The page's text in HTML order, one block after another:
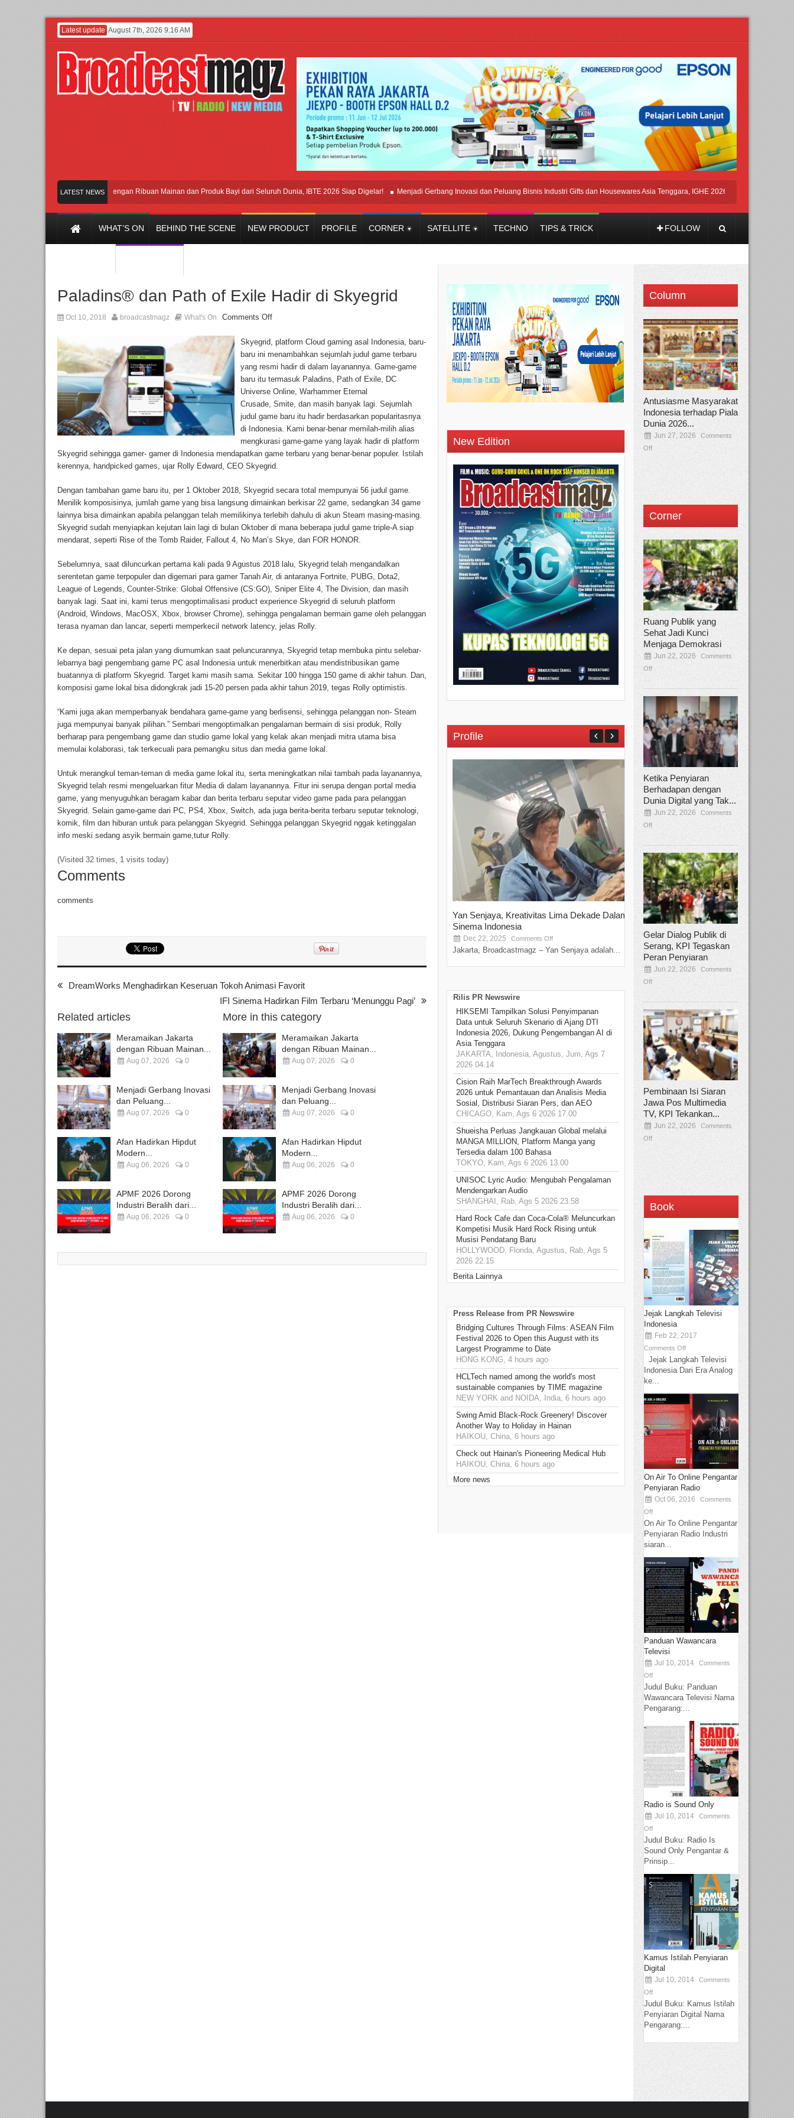
Latest update August 7th, 2026 9:16 AM
LATEST NEWS
Meramaikan Jakarta dengan Ribuan Mainan dan Produk Bayi dari Seluruh Dunia, IBTE 2026 Siap Digelar! Menjadi Gerbang Inovasi dan Peluang Bisnis Industri Gifts dan Housewares Asia Tenggara, IGHE 2026 Kembali Digelar di
WHAT’S ON BEHIND THE SCENE NEW PRODUCT PROFILE CORNER SATELLITE TECHNO TIPS & TRICK FOLLOW
Paladins® dan Path of Exile Hadir di Skyegrid
Oct 10, 2018 broadcastmagz What's On Comments Off
Skyegrid, platform Cloud gaming asal Indonesia, baru-
baru ini menambahkan sejumlah judul game terbaru
yang resmi hadir di dalam layanannya. Game-game
baru itu termasuk Paladins, Path of Exile, DC
Universe Online, Warhammer Eternal
Crusade, Smite, dan masih banyak lagi. Sejumlah
judul game baru itu hadir berdasarkan popularitasnya
di Indonesia. Kami benar-benar memilah-milih alias
mengkurasi game-game yang layak hadir di platform
Skyegrid sehingga gamer- gamer di Indonesia mendapatkan game terbaru yang benar-benar populer. Istilah
kerennya, handpicked games, ujar Rolly Edward, CEO Skyegrid.
Dengan tambahan game baru itu, per 1 Oktober 2018, Skyegrid secara total mempunyai 56 judul game.
Menilik komposisinya, jumlah game yang bisa langsung dimainkan berkisar 22 game, sedangkan 34 game
lainnya bisa dimainkan apabila pelanggan telah memilikinya terlebih dahulu di akun Steam masing-masing.
Skyegrid sudah menyiapkan kejutan lain lagi di bulan Oktober di mana beberapa judul game triple-A siap
mendarat, seperti Rise of the Tomb Raider, Fallout 4, No Man’s Skye, dan FOR HONOR.
Sebelumnya, saat diluncurkan pertama kali pada 9 Agustus 2018 lalu, Skyegrid telah mengandalkan
serentetan game terpopuler dan digemari para gamer Tanah Air, di antaranya Fortnite, PUBG, Dota2,
League of Legends, Counter-Strike: Global Offensive (CS:GO), Sniper Elite 4, The Division, dan masih
banyak lagi. Saat ini, kami terus mengoptimalisasi product experience Skyegrid di seluruh platform
(Android, Windows, MacOSX, Xbox, browser Chrome), sehingga pengalaman bermain game oleh pelanggan
terasa nyaman dan lancar, seperti memperkecil network latency, jelas Rolly.
Ke depan, sesuai peta jalan yang diumumkan saat peluncurannya, Skyegrid tetap membuka pintu selebar-
lebarnya bagi pengembang game PC asal Indonesia untuk menerbitkan atau mendistribusikan game
buatannya di platform Skyegrid. Target kami masih sama. Sekitar 100 hingga 150 game di akhir tahun. Dan,
komposisi game lokal bisa didongkrak jadi 15-20 persen pada akhir tahun 2019, tegas Rolly optimistis.
“Kami juga akan memperbanyak bendahara game-game yang berlisensi, sehingga pelanggan non- Steam
juga mempunyai banyak pilihan.” Sembari mengoptimalkan pengalaman bermain di sisi produk, Rolly
berharap para pengembang game dan studio game lokal yang kelak akan menjadi mitra utama bisa
memulai kolaborasi, tak terkecuali para pemangku situs dan media game lokal.
Untuk merangkul teman-teman di media game lokal itu, serta meningkatkan nilai tambah pada layanannya,
Skyegrid telah resmi mengeluarkan fitur Media di dalam layanannya. Fitur ini serupa dengan portal media
game, yang menyuguhkan beragam kabar dan berita terbaru seputar video game pada para pelanggan
Skyegrid. Selain game-game dari PC, PS4, Xbox, Switch, ada juga berita-berita terbaru seputar teknologi,
komik, film dan hiburan untuk para pelanggan Skyegrid. Sehingga pelanggan Skyegrid nggak ketinggalan
info meski sedang asyik bermain game,tutur Rolly.
(Visited 32 times, 1 visits today)
Comments
comments
DreamWorks Menghadirkan Keseruan Tokoh Animasi Favorit
IFI Sinema Hadirkan Film Terbaru ‘Menunggu Pagi’
Related articles
Meramaikan Jakarta
dengan Ribuan Mainan...
Aug 07, 2026 0
Menjadi Gerbang Inovasi
dan Peluang...
Aug 07, 2026 0
Afan Hadirkan Hipdut
Modern...
Aug 06, 2026 0
APMF 2026 Dorong
Industri Beralih dari...
Aug 06, 2026 0
More in this category
Meramaikan Jakarta
dengan Ribuan Mainan...
Aug 07, 2026 0
Menjadi Gerbang Inovasi
dan Peluang...
Aug 07, 2026 0
Afan Hadirkan Hipdut
Modern...
Aug 06, 2026 0
APMF 2026 Dorong
Industri Beralih dari...
Aug 06, 2026 0
New Edition
Profile
Yan Senjaya, Kreativitas Lima Dekade Dalam
Sinema Indonesia
Dec 22, 2025 Comments Off
Jakarta, Broadcastmagz – Yan Senjaya adalah...
Tamee Irelly Menjadi Juri Open
Film Terbaru...
Sep 08, 2025 Comments Off
Bekasi, Broadcastmagz – Dalam upaya
talenta...
Rilis PR Newswire
HIKSEMI Tampilkan Solusi Penyimpanan
Data untuk Seluruh Skenario di Ajang DTI
Indonesia 2026, Dukung Pengembangan AI di
Asia Tenggara
JAKARTA, Indonesia, Agustus, Jum, Ags 7
2026 04.14
Cision Raih MarTech Breakthrough Awards
2026 untuk Pemantauan dan Analisis Media
Sosial, Distribusi Siaran Pers, dan AEO
CHICAGO, Kam, Ags 6 2026 17.00
Shueisha Perluas Jangkauan Global melalui
MANGA MILLION, Platform Manga yang
Tersedia dalam 100 Bahasa
TOKYO, Kam, Ags 6 2026 13.00
UNISOC Lyric Audio: Mengubah Pengalaman
Mendengarkan Audio
SHANGHAI, Rab, Ags 5 2026 23.58
Hard Rock Cafe dan Coca-Cola® Meluncurkan
Kompetisi Musik Hard Rock Rising untuk
Musisi Pendatang Baru
HOLLYWOOD, Florida, Agustus, Rab, Ags 5
2026 22.15
Berita Lainnya
Press Release from PR Newswire
Bridging Cultures Through Films: ASEAN Film
Festival 2026 to Open this August with its
Largest Programme to Date
HONG KONG, 4 hours ago
HCLTech named among the world's most
sustainable companies by TIME magazine
NEW YORK and NOIDA, India, 6 hours ago
Swing Amid Black‑Rock Greenery! Discover
Another Way to Holiday in Hainan
HAIKOU, China, 6 hours ago
Check out Hainan's Pioneering Medical Hub
HAIKOU, China, 6 hours ago
More news
Column
Antusiasme Masyarakat
Indonesia terhadap Piala
Dunia 2026...
Jun 27, 2026
Comments
Off
Corner
Ruang Publik yang
Sehat Jadi Kunci
Menjaga Demokrasi
Jun 22, 2026
Comments
Off
Ketika Penyiaran
Berhadapan dengan
Dunia Digital yang Tak...
Jun 22, 2026
Comments
Off
Gelar Dialog Publik di
Serang, KPI Tegaskan
Peran Penyiaran
Jun 22, 2026
Comments
Off
Pembinaan Isi Siaran
Jawa Pos Multimedia
TV, KPI Tekankan...
Jun 22, 2026
Comments
Off
Book
Jejak Langkah Televisi
Indonesia
Feb 22, 2017
Comments Off
Jejak Langkah Televisi
Indonesia Dari Era Analog
ke...
On Air To Online Pengantar
Penyiaran Radio
Oct 06, 2016
Comments
Off
On Air To Online Pengantar
Penyiaran Radio Industri
siaran...
Panduan Wawancara
Televisi
Jul 10, 2014
Comments
Off
Judul Buku: Panduan
Wawancara Televisi Nama
Pengarang:...
Radio is Sound Only
Jul 10, 2014
Comments
Off
Judul Buku: Radio Is
Sound Only Pengantar &
Prinsip...
Kamus Istilah Penyiaran
Digital
Jul 10, 2014
Comments
Off
Judul Buku: Kamus Istilah
Penyiaran Digital Nama
Pengarang:...